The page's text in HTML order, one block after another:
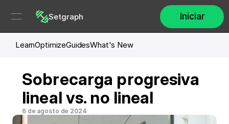
Setgraph Iniciar
OptimizeGuidesWhat's New
Learn
Sobrecarga progresiva
lineal vs. no lineal
6 de agosto de 2024